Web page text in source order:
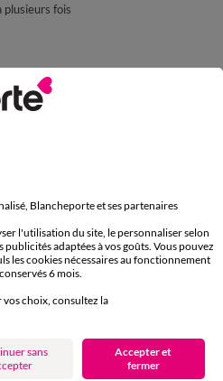
plusieurs fois
automatiques
au samedi
Offerts
à la newsletter
email de confirmation
Blancheporte et ses partenaires
l'utilisation du site, le personnaliser selon
adaptées à vos goûts. Vous pouvez
les cookies nécessaires au fonctionnement
6 mois.
choix, consultez la
sans
Accepter et
fermer